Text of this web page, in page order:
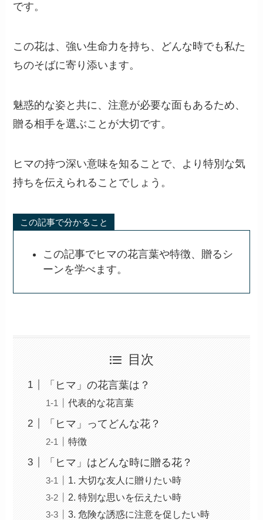
です。
この花は、強い生命力を持ち、どんな時でも私た
ちのそばに寄り添います。
魅惑的な姿と共に、注意が必要な面もあるため、
贈る相手を選ぶことが大切です。
ヒマの持つ深い意味を知ることで、より特別な気
持ちを伝えられることでしょう。
この記事で分かること
この記事でヒマの花言葉や特徴、贈るシ
ーンを学べます。
目次
「ヒマ」の花言葉は？
代表的な花言葉
「ヒマ」ってどんな花？
特徴
「ヒマ」はどんな時に贈る花？
1. 大切な友人に贈りたい時
2. 特別な思いを伝えたい時
3. 危険な誘惑に注意を促したい時